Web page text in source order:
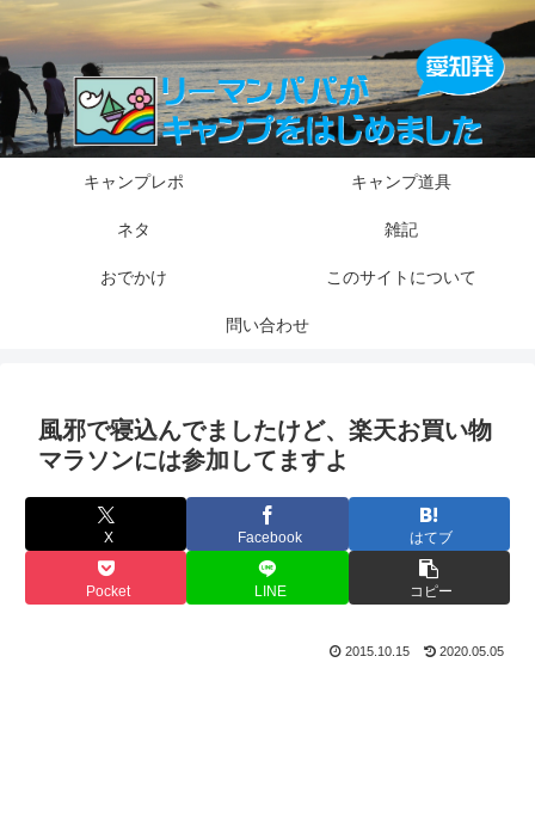
キャンプレポ キャンプ道具
ネタ 雑記
おでかけ このサイトについて
問い合わせ
風邪で寝込んでましたけど、楽天お買い物
マラソンには参加してますよ
X Facebook はてブ
Pocket LINE コピー
2015.10.15 2020.05.05